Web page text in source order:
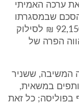
ערכה האמיתי
שבמסגרתו
קיבל זה האחרון תגמולי ביטוח בסך 92,150 ₪ לסילוק
הפרה של
המשיבה, ששניר
במשאית,
בפוליסה; כל זאת